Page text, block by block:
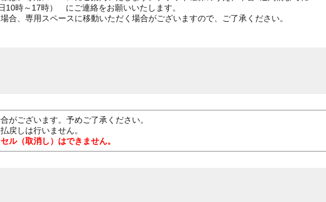
10時～17時） にご連絡をお願いいたします。
合、専用スペースに移動いただく場合がございますので、ご了承ください。
がございます。予めご了承ください。
戻しは行いません。
ル（取消し）はできません。